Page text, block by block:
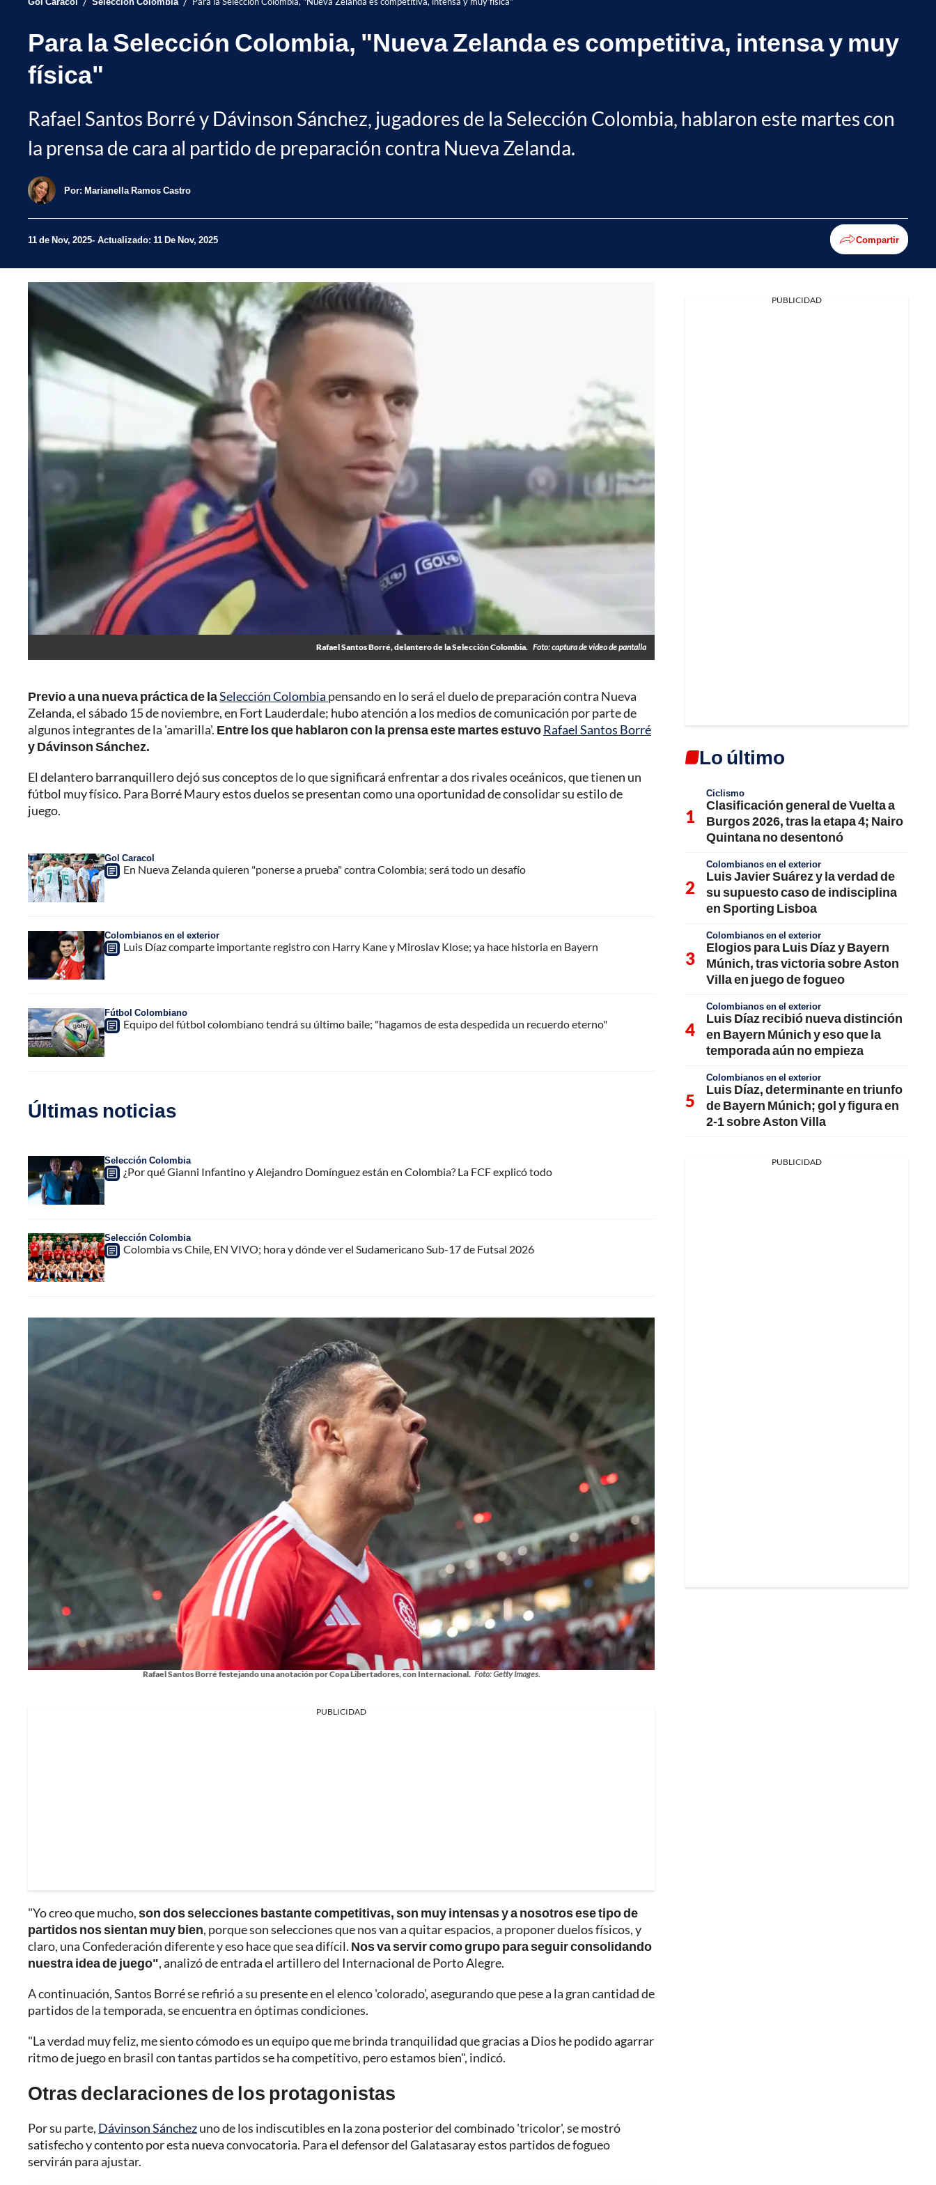
Para la Selección Colombia, "Nueva Zelanda es competitiva, intensa y muy
física"
Rafael Santos Borré y Dávinson Sánchez, jugadores de la Selección Colombia, hablaron este martes con
la prensa de cara al partido de preparación contra Nueva Zelanda.
Por: Marianella Ramos Castro
11 de Nov, 2025 Actualizado: 11 De Nov, 2025 Compartir
Rafael Santos Borré, delantero de la Selección Colombia. Foto: captura de video de pantalla
Previo a una nueva práctica de laSelección Colombia pensando en lo será el duelo de preparación contra Nueva
Zelanda, el sábado 15 de noviembre, en Fort Lauderdale; hubo atención a los medios de comunicación por parte de
algunos integrantes de la 'amarilla'. Entre los que hablaron con la prensa este martes estuvoRafael Santos Borré
y Dávinson Sánchez.
El delantero barranquillero dejó sus conceptos de lo que significará enfrentar a dos rivales oceánicos, que tienen un
fútbol muy físico. Para Borré Maury estos duelos se presentan como una oportunidad de consolidar su estilo de
juego.
Gol Caracol
En Nueva Zelanda quieren "ponerse a prueba" contra Colombia; será todo un desafío
Colombianos en el exterior
Luis Díaz comparte importante registro con Harry Kane y Miroslav Klose; ya hace historia en Bayern
Fútbol Colombiano
Equipo del fútbol colombiano tendrá su último baile; "hagamos de esta despedida un recuerdo eterno"
Últimas noticias
Selección Colombia
¿Por qué Gianni Infantino y Alejandro Domínguez están en Colombia? La FCF explicó todo
Selección Colombia
Colombia vs Chile, EN VIVO; hora y dónde ver el Sudamericano Sub-17 de Futsal 2026
Rafael Santos Borré festejando una anotación por Copa Libertadores, con Internacional. Foto: Getty Images.
PUBLICIDAD
"Yo creo que mucho,son dos selecciones bastante competitivas, son muy intensas y a nosotros ese tipo de
partidos nos sientan muy bien, porque son selecciones que nos van a quitar espacios, a proponer duelos físicos, y
claro, una Confederación diferente y eso hace que sea difícil. Nos va servir como grupo para seguir consolidando
nuestra idea de juego", analizó de entrada el artillero del Internacional de Porto Alegre.
A continuación, Santos Borré se refirió a su presente en el elenco 'colorado', asegurando que pese a la gran cantidad de
partidos de la temporada, se encuentra en óptimas condiciones.
"La verdad muy feliz, me siento cómodo es un equipo que me brinda tranquilidad que gracias a Dios he podido agarrar
ritmo de juego en brasil con tantas partidos se ha competitivo, pero estamos bien", indicó.
Otras declaraciones de los protagonistas
Por su parte, Dávinson Sánchezuno de los indiscutibles en la zona posterior del combinado 'tricolor', se mostró
satisfecho y contento por esta nueva convocatoria. Para el defensor del Galatasaray estos partidos de fogueo
servirán para ajustar.
PUBLICIDAD
Lo último
Ciclismo
Clasificación general de Vuelta a
Burgos 2026, tras la etapa 4; Nairo
Quintana no desentonó
Colombianos en el exterior
Luis Javier Suárez y la verdad de
su supuesto caso de indisciplina
en Sporting Lisboa
Colombianos en el exterior
Elogios para Luis Díaz y Bayern
Múnich, tras victoria sobre Aston
Villa en juego de fogueo
Colombianos en el exterior
Luis Díaz recibió nueva distinción
en Bayern Múnich y eso que la
temporada aún no empieza
Colombianos en el exterior
Luis Díaz, determinante en triunfo
de Bayern Múnich; gol y figura en
2-1 sobre Aston Villa
PUBLICIDAD